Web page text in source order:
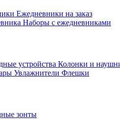
Ежедневники на заказ
Наборы с ежедневниками
устройства Колонки и
Увлажнители Флешки
зонты